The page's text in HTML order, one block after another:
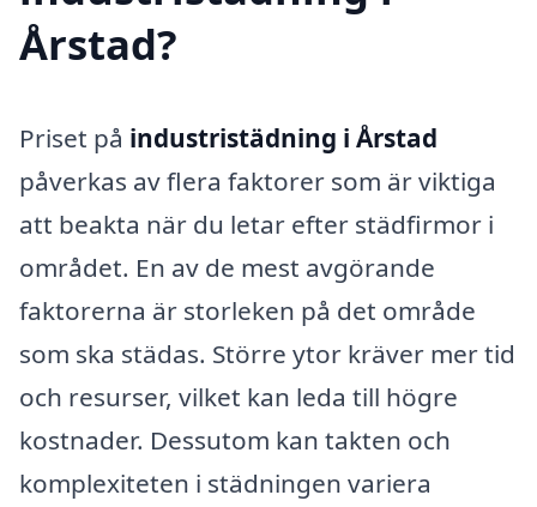
Årstad?
Priset på industristädning i Årstad
påverkas av flera faktorer som är viktiga
att beakta när du letar efter städfirmor i
området. En av de mest avgörande
faktorerna är storleken på det område
som ska städas. Större ytor kräver mer tid
och resurser, vilket kan leda till högre
kostnader. Dessutom kan takten och
komplexiteten i städningen variera